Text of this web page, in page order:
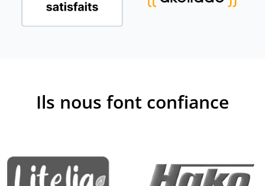
Ils nous font confiance